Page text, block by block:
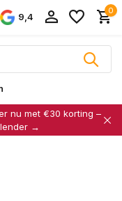
9,4
0
nu met €30 korting –
→